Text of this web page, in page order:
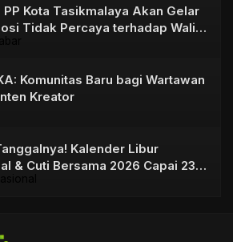
PP Kota Tasikmalaya Akan Gelar
Tidak Percaya terhadap Wali
Komunitas Baru bagi Wartawan
Kreator
Kalender Libur
& Cuti Bersama 2026 Capai 23